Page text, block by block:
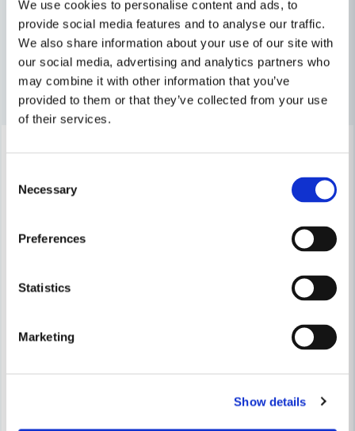
We use cookies to personalise content and ads, to
provide social media features and to analyse our traffic.
We also share information about your use of our site with
our social media, advertising and analytics partners who
may combine it with other information that you’ve
provided to them or that they’ve collected from your use
of their services.
Selection
Necessary
Preferences
Statistics
Marketing
Show details
name
Namn
email
Mejladress
Tillbehör & Förbrukning
Andra produkter i kategorin